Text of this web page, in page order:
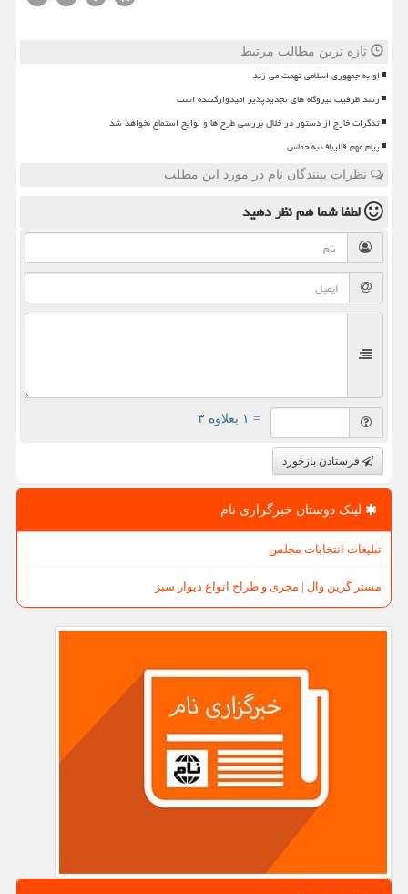
تازه ترین مطالب مرتبط
او به جمهوری اسلامی تهمت می زند
رشد ظرفیت نیروگاه های تجدیدپذیر امیدوارکننده است
تذکرات خارج از دستور در خلال بررسی طرح ها و لوایح استماع نخواهد شد
پیام مهم قالیباف به حماس
نظرات بینندگان نام در مورد این مطلب
لطفا شما همنظر دهید
= ۱ بعلاوه ۳
فرستادن بازخورد
لینک دوستان خبرگزاری نام
تبلیغات انتخابات مجلس
مستر گرین وال | مجری و طراح انواع دیوار سبز